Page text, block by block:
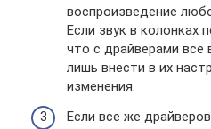
воспроизведение
Если звук в колонках
что с драйверами все
лишь внести в их
изменения.
Если все же